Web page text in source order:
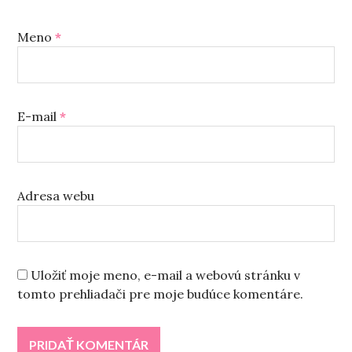
Meno*
E-mail*
Adresa webu
Uložiť moje meno, e-mail a webovú stránku v
tomto prehliadači pre moje budúce komentáre.